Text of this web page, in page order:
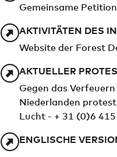
Gemeinsame Petition
AKTIVITÄTEN DES
Website der Forest
AKTUELLER
Gegen das
Niederlanden
Lucht - + 31 (0)6
ENGLISCHE